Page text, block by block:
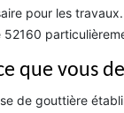
pour les
que vous
de gouttière